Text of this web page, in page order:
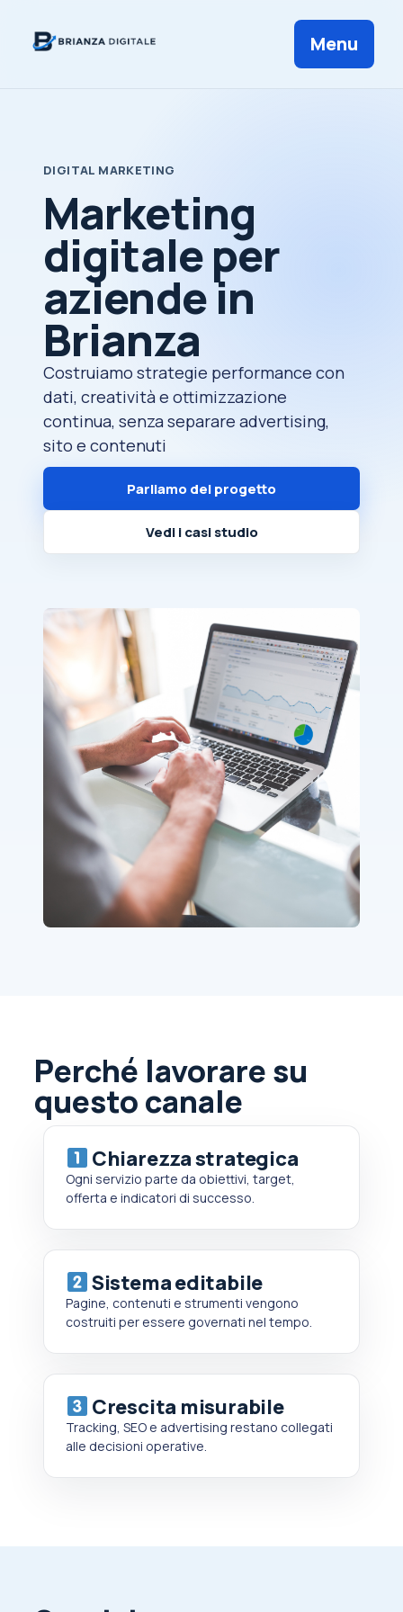
Menu
DIGITAL MARKETING
Marketing
digitale per
aziende in
Brianza
Costruiamo strategie performance con
dati, creatività e ottimizzazione
continua, senza separare advertising,
sito e contenuti
Parliamo del progetto
Vedi i casi studio
Perché lavorare su
questo canale
Chiarezza strategica
Ogni servizio parte da obiettivi, target,
offerta e indicatori di successo.
Sistema editabile
Pagine, contenuti e strumenti vengono
costruiti per essere governati nel tempo.
Crescita misurabile
Tracking, SEO e advertising restano collegati
alle decisioni operative.